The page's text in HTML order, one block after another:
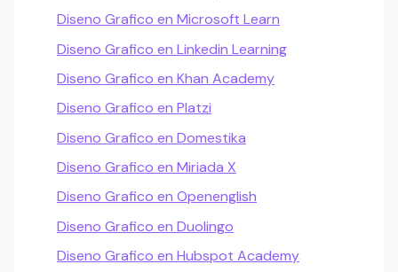
Diseno Grafico en Microsoft Learn
Diseno Grafico en Linkedin Learning
Diseno Grafico en Khan Academy
Diseno Grafico en Platzi
Diseno Grafico en Domestika
Diseno Grafico en Miriada X
Diseno Grafico en Openenglish
Diseno Grafico en Duolingo
Diseno Grafico en Hubspot Academy